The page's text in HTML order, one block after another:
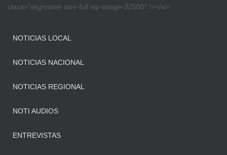
class=”alignnone size-full wp-image-32500″ /></a>
NOTICIAS LOCAL
NOTICIAS NACIONAL
NOTICIAS REGIONAL
NOTI AUDIOS
ENTREVISTAS